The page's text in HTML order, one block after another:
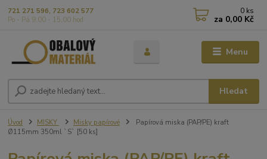
Menu
Hledat
721 271 596, 723 602 577
Po - Pá 9,00 - 15,00 hod
0 ks
za 0,00 Kč
Úvod MISKY Misky papírové
Papírová miska (PAP/PE) kraft
Ø115mm 350ml `S` [50 ks]